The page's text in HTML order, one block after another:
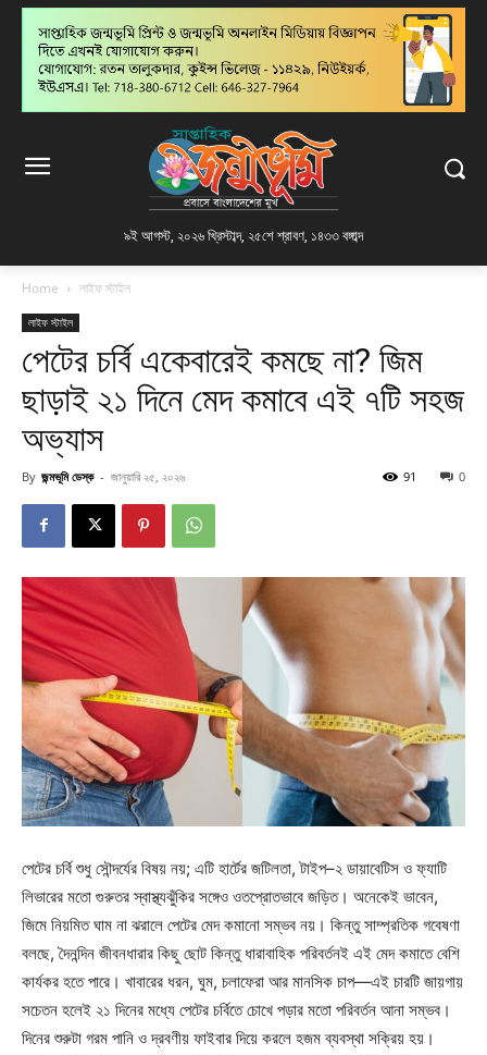
৯ই আগস্ট, ২০২৬ খ্রিস্টাব্দ, ২৫শে শ্রাবণ, ১৪৩৩ বঙ্গাব্দ
Home লাইফ স্টাইল
লাইফ স্টাইল
পেটের চর্বি একেবারেই কমছে না? জিম
ছাড়াই ২১ দিনে মেদ কমাবে এই ৭টি সহজ
অভ্যাস
By জন্মভূমি ডেস্ক - জানুয়ারি ২৫, ২০২৬ 0
91
পেটের চর্বি শুধু সৌন্দর্যের বিষয় নয়; এটি হার্টের জটিলতা, টাইপ–২ ডায়াবেটিস ও ফ্যাটি
লিভারের মতো গুরুতর স্বাস্থ্যঝুঁকির সঙ্গেও ওতপ্রোতভাবে জড়িত। অনেকেই ভাবেন,
জিমে নিয়মিত ঘাম না ঝরালে পেটের মেদ কমানো সম্ভব নয়। কিন্তু সাম্প্রতিক গবেষণা
বলছে, দৈনন্দিন জীবনধারার কিছু ছোট কিন্তু ধারাবাহিক পরিবর্তনই এই মেদ কমাতে বেশি
কার্যকর হতে পারে। খাবারের ধরন, ঘুম, চলাফেরা আর মানসিক চাপ—এই চারটি জায়গায়
সচেতন হলেই ২১ দিনের মধ্যে পেটের চর্বিতে চোখে পড়ার মতো পরিবর্তন আনা সম্ভব।
দিনের শুরুটা গরম পানি ও দ্রবণীয় ফাইবার দিয়ে করলে হজম ব্যবস্থা সক্রিয় হয়।